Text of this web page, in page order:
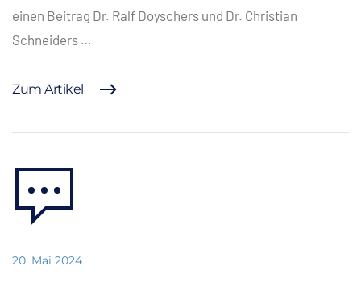
einen Beitrag Dr. Ralf Doyschers und Dr. Christian
Schneiders …
Zum Artikel
20. Mai 2024